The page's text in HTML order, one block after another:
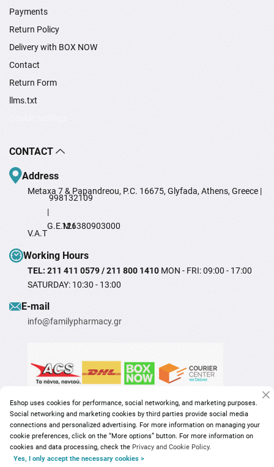
Payments
Return Policy
Delivery with BOX NOW
Contact
Return Form
llms.txt
CONTACT
Address
Metaxa 7 & Papandreou, P.C. 16675, Glyfada, Athens, Greece |
V.A.T
998132109
|
G.E.M.I126380903000
Working Hours
TEL: 211 411 0579 / 211 800 1410 MON - FRI: 09:00 - 17:00
SATURDAY: 10:30 - 13:00
Ε-mail
info@familypharmacy.gr
Eshop uses cookies for performance, social networking, and marketing purposes.
Social networking and marketing cookies by third parties provide social media
connections and personalized advertising. For more information on managing your
cookie preferences, click on the “More options” button. For more information on
cookies and data processing, check the Privacy and Cookie Policy.
Yes, I only accept the necessary cookies >